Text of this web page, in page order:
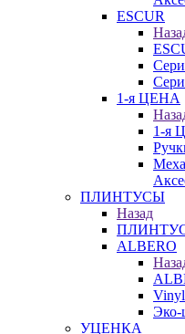
ESCUR
1-я ЦЕНА
1-я
ПЛИНТУСЫ
Назад
ALBERO
Vinyl
УЦЕНКА